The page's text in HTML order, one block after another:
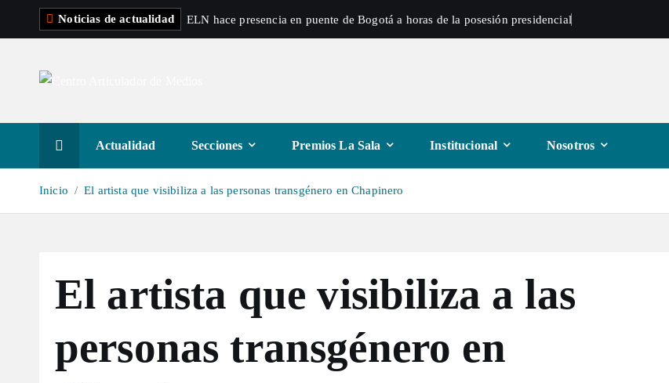
Noticias de actualidad ELN hace presencia en puente de Bogotá a horas de la posesión presidencial
Actualidad Secciones Premios La Sala Institucional Nosotros
Inicio El artista que visibiliza a las personas transgénero en Chapinero
El artista que visibiliza a las
personas transgénero en